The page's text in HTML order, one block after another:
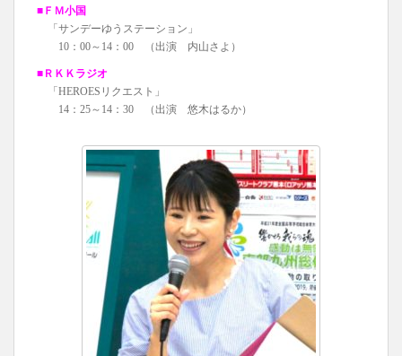
■ＦＭ小国
「サンデーゆうステーション」
10：00～14：00 （出演 内山さよ）
■ＲＫＫラジオ
「HEROESリクエスト」
14：25～14：30 （出演 悠木はるか）